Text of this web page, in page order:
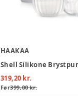
HAAKAA
319,20 kr.
Før399,00 kr.